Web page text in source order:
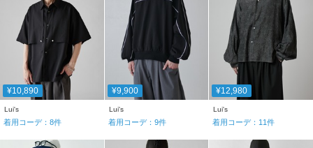
¥10,890
Lui's
着用コーデ： 8件
¥9,900
Lui's
着用コーデ： 9件
¥12,980
Lui's
着用コーデ： 11件